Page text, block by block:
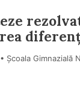
Școala Gimnazială